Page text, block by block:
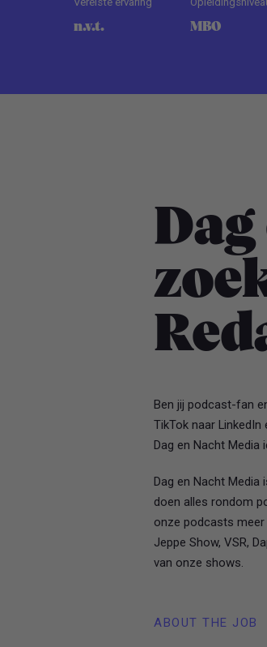
n.v.t. MBO
Ben jij podcast-fan
TikTok naar
Dag en Nacht Media
Dag en Nacht Media
doen alles rondom
onze podcasts meer
Jeppe Show, VSR,
van onze shows.
ABOUT THE JOB